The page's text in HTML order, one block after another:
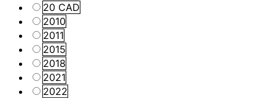
20 CAD
2010
2011
2015
2018
2021
2022